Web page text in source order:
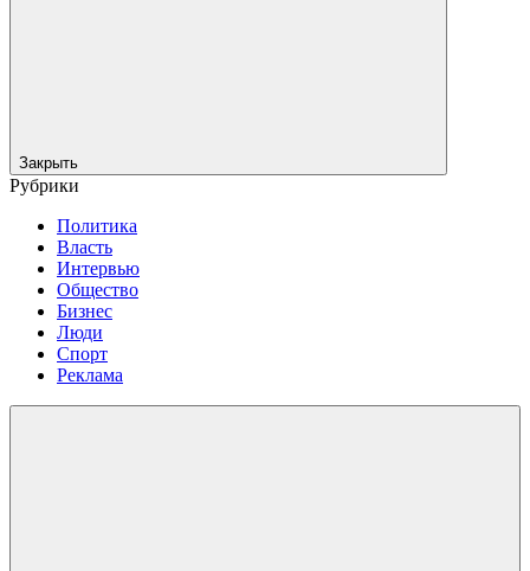
Закрыть
Рубрики
Политика
Власть
Интервью
Общество
Бизнес
Люди
Спорт
Реклама